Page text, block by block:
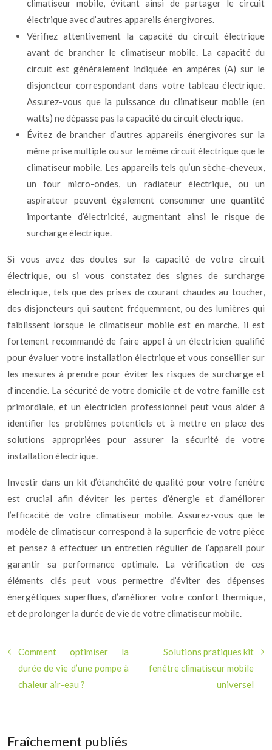
climatiseur mobile, évitant ainsi de partager le circuit
électrique avec d’autres appareils énergivores.
Vérifiez attentivement la capacité du circuit électrique
avant de brancher le climatiseur mobile. La capacité du
circuit est généralement indiquée en ampères (A) sur le
disjoncteur correspondant dans votre tableau électrique.
Assurez-vous que la puissance du climatiseur mobile (en
watts) ne dépasse pas la capacité du circuit électrique.
Évitez de brancher d’autres appareils énergivores sur la
même prise multiple ou sur le même circuit électrique que le
climatiseur mobile. Les appareils tels qu’un sèche-cheveux,
un four micro-ondes, un radiateur électrique, ou un
aspirateur peuvent également consommer une quantité
importante d’électricité, augmentant ainsi le risque de
surcharge électrique.
Si vous avez des doutes sur la capacité de votre circuit
électrique, ou si vous constatez des signes de surcharge
électrique, tels que des prises de courant chaudes au toucher,
des disjoncteurs qui sautent fréquemment, ou des lumières qui
faiblissent lorsque le climatiseur mobile est en marche, il est
fortement recommandé de faire appel à un électricien qualifié
pour évaluer votre installation électrique et vous conseiller sur
les mesures à prendre pour éviter les risques de surcharge et
d’incendie. La sécurité de votre domicile et de votre famille est
primordiale, et un électricien professionnel peut vous aider à
identifier les problèmes potentiels et à mettre en place des
solutions appropriées pour assurer la sécurité de votre
installation électrique.
Investir dans un kit d’étanchéité de qualité pour votre fenêtre
est crucial afin d’éviter les pertes d’énergie et d’améliorer
l’efficacité de votre climatiseur mobile. Assurez-vous que le
modèle de climatiseur correspond à la superficie de votre pièce
et pensez à effectuer un entretien régulier de l’appareil pour
garantir sa performance optimale. La vérification de ces
éléments clés peut vous permettre d’éviter des dépenses
énergétiques superflues, d’améliorer votre confort thermique,
et de prolonger la durée de vie de votre climatiseur mobile.
Comment optimiser la
durée de vie d’une pompe à
chaleur air-eau ?
Solutions pratiques kit
fenêtre climatiseur mobile
universel
Fraîchement publiés